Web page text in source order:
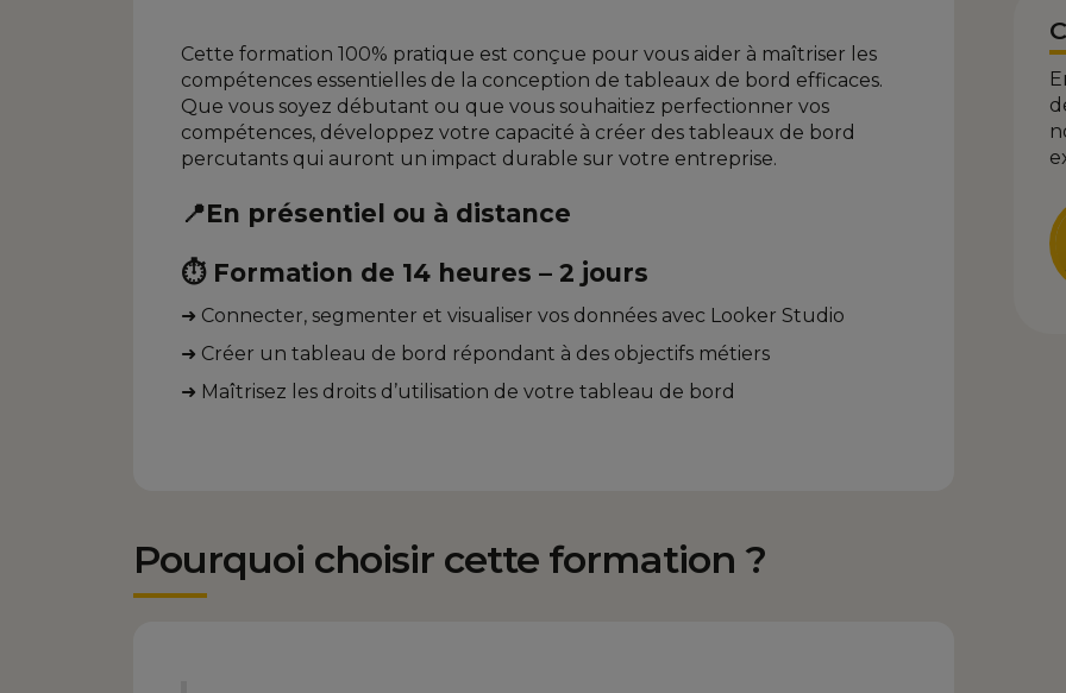
Cette formation 100% pratique est conçue pour vous aider à maîtriser les
compétences essentielles de la conception de tableaux de bord efficaces.
Que vous soyez débutant ou que vous souhaitiez perfectionner vos
compétences, développez votre capacité à créer des tableaux de bord
percutants qui auront un impact durable sur votre entreprise.
📍En présentiel ou à distance
⏱️ Formation de 14 heures – 2 jours
➜ Connecter, segmenter et visualiser vos données avec Looker Studio
➜ Créer un tableau de bord répondant à des objectifs métiers
➜ Maîtrisez les droits d’utilisation de votre tableau de bord
Pourquoi choisir cette formation ?